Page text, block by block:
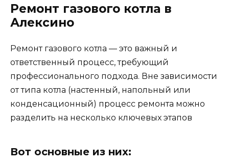
Ремонт газового котла в
Алексино
Ремонт газового котла — это важный и
ответственный процесс, требующий
профессионального подхода. Вне зависимости
от типа котла (настенный, напольный или
конденсационный) процесс ремонта можно
разделить на несколько ключевых этапов
Вот основные из них: